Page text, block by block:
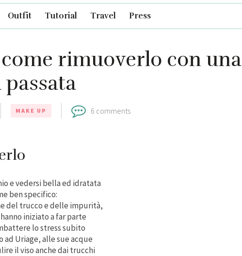
Outfit Tutorial Travel Press
rimuoverlo con una
passata
MAKE UP 6 comments
e vedersi bella ed idratata
ben specifico:
del trucco e delle impurità,
iniziato a far parte
lo stress subito
ad Uriage, alle sue acque
il viso anche dai trucchi